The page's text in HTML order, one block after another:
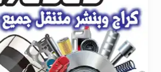
55172929